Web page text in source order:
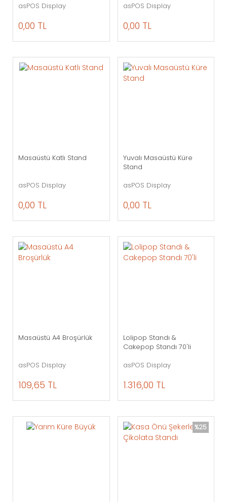
asPOS Display
0,00 TL
asPOS Display
0,00 TL
Masaüstü Katlı Stand
asPOS Display
0,00 TL
Yuvalı Masaüstü Küre
Stand
asPOS Display
0,00 TL
Masaüstü A4 Broşürlük
asPOS Display
109,65 TL
Lolipop Standı &
Cakepop Standı 70'li
asPOS Display
1.316,00 TL
%25